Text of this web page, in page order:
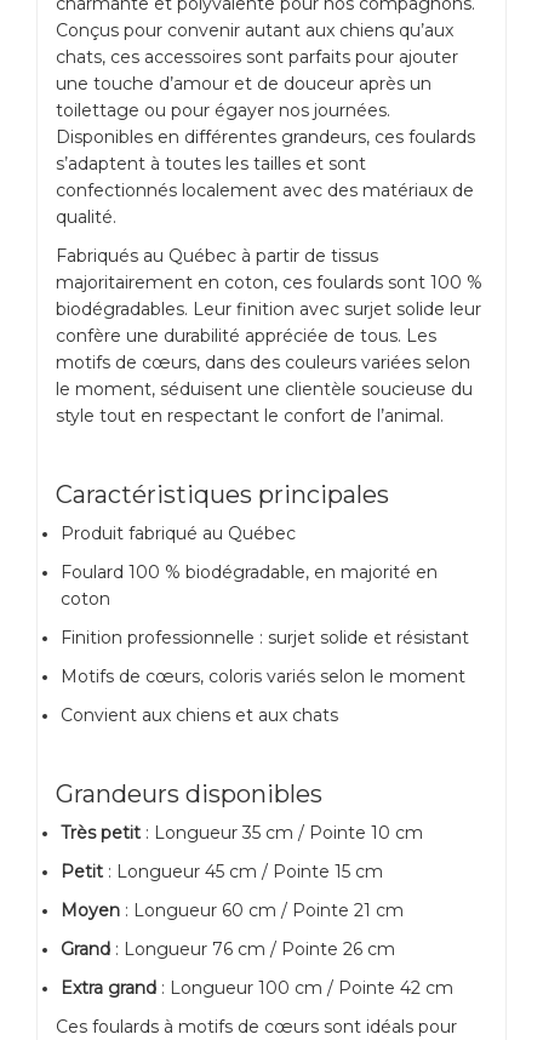
Conçus pour convenir autant aux chiens qu’aux
chats, ces accessoires sont parfaits pour ajouter
une touche d’amour et de douceur après un
toilettage ou pour égayer nos journées.
Disponibles en différentes grandeurs, ces foulards
s’adaptent à toutes les tailles et sont
confectionnés localement avec des matériaux de
qualité.
Fabriqués au Québec à partir de tissus
majoritairement en coton, ces foulards sont 100 %
biodégradables. Leur finition avec surjet solide leur
confère une durabilité appréciée de tous. Les
motifs de cœurs, dans des couleurs variées selon
le moment, séduisent une clientèle soucieuse du
style tout en respectant le confort de l’animal.
Caractéristiques principales
Produit fabriqué au Québec
Foulard 100 % biodégradable, en majorité en
coton
Finition professionnelle : surjet solide et résistant
Motifs de cœurs, coloris variés selon le moment
Convient aux chiens et aux chats
Grandeurs disponibles
Très petit : Longueur 35 cm / Pointe 10 cm
Petit : Longueur 45 cm / Pointe 15 cm
Moyen : Longueur 60 cm / Pointe 21 cm
Grand : Longueur 76 cm / Pointe 26 cm
Extra grand : Longueur 100 cm / Pointe 42 cm
Ces foulards à motifs de cœurs sont idéals pour